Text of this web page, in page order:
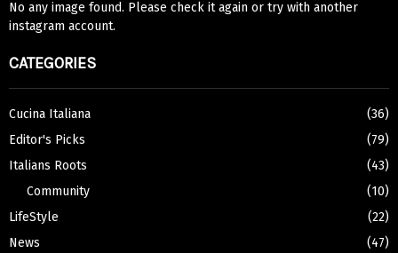
No any image found. Please check it again or try with another
instagram account.
CATEGORIES
Cucina Italiana
(36)
Editor's Picks
(79)
Italians Roots
(43)
Community
(10)
LifeStyle
(22)
News
(47)